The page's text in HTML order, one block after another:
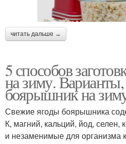
читать дальше →
5 способов
на зиму. Варианты,
боярышник на
Свежие ягоды боярышника
К, магний, кальций, йод,
и незаменимые для организма